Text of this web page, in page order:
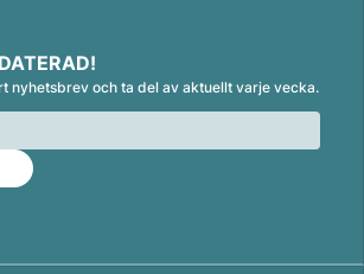
nyhetsbrev och ta del av aktuellt varje vecka.